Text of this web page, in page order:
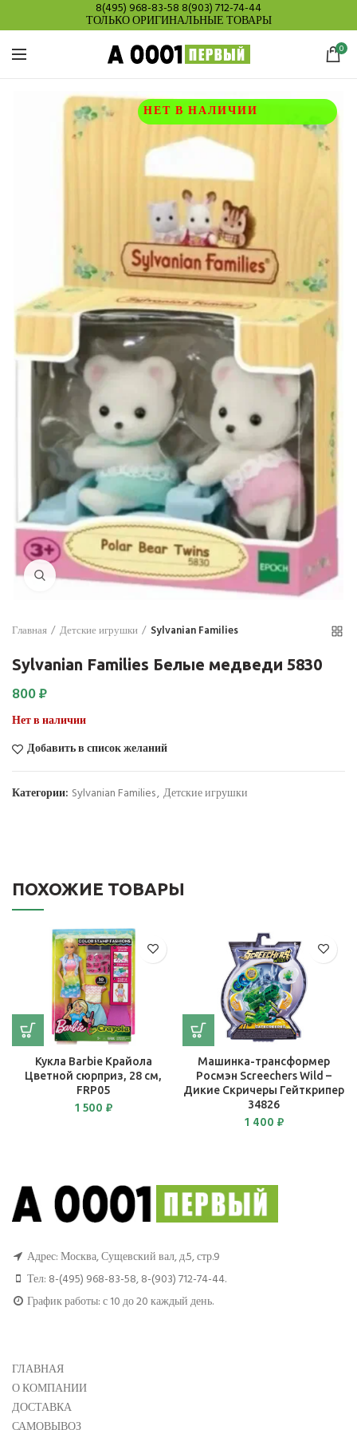
8(495) 968-83-58 8(903) 712-74-44
ТОЛЬКО ОРИГИНАЛЬНЫЕ ТОВАРЫ
0
НЕТ В НАЛИЧИИ
Нажмите для увеличения
Главная Детские игрушки Sylvanian Families
Sylvanian Families Белые медведи 5830
800₽
Нет в наличии
Добавить в список желаний
Категории: Sylvanian Families, Детские игрушки
ПОХОЖИЕ ТОВАРЫ
Кукла Barbie Крайола
Цветной сюрприз, 28 см,
FRP05
1 500 ₽
Машинка-трансформер
Росмэн Screechers Wild –
Дикие Скричеры Гейткрипер
34826
1 400 ₽
Адрес: Москва, Сущевский вал, д.5, стр.9
Тел: 8-(495) 968-83-58,8-(903) 712-74-44.
График работы: с 10 до 20 каждый день.
ГЛАВНАЯ
О КОМПАНИИ
ДОСТАВКА